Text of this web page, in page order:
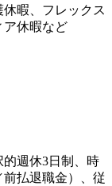
暇、フレックス
ア休暇など
週休3日制、時
払退職金）、従